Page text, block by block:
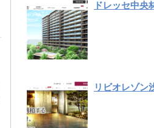
ドレッセ中央
リビオレゾン